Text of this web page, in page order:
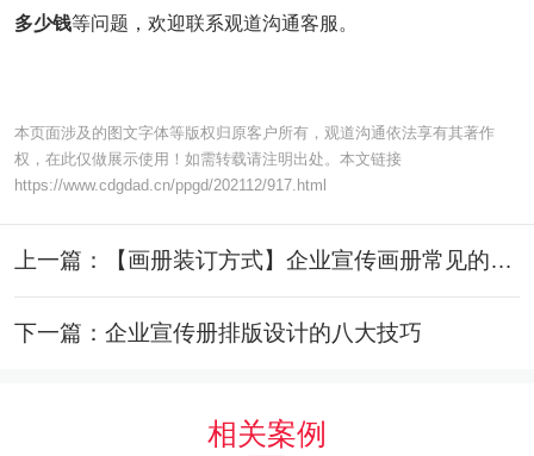
多少钱等问题，欢迎联系观道沟通客服。
本页面涉及的图文字体等版权归原客户所有，观道沟通依法享有其著作
权，在此仅做展示使用！如需转载请注明出处。本文链接
https://www.cdgdad.cn/ppgd/202112/917.html
上一篇：【画册装订方式】企业宣传画册常见的装订方式都有哪些？
下一篇：企业宣传册排版设计的八大技巧
相关案例